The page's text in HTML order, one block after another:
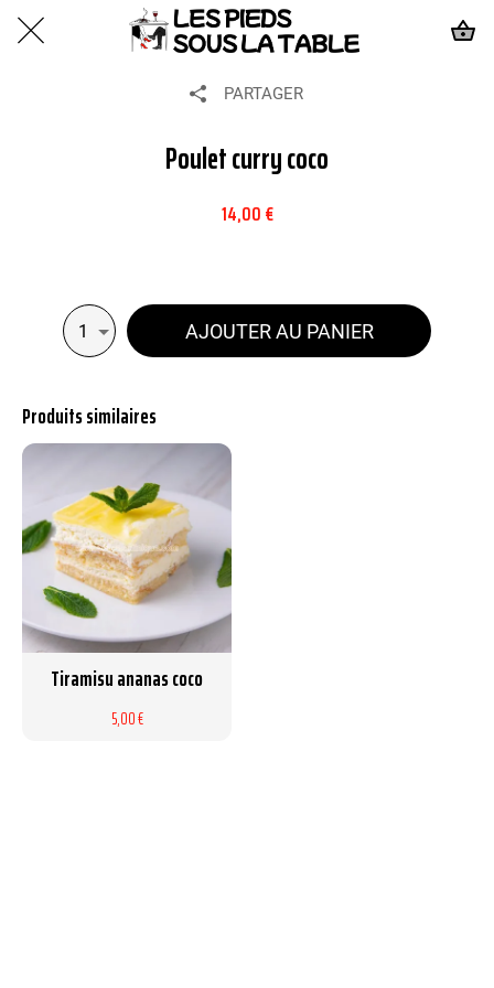
PARTAGER
Poulet curry coco
14,00 €
1 AJOUTER AU PANIER
Produits similaires
Tiramisu ananas coco
5,00 €